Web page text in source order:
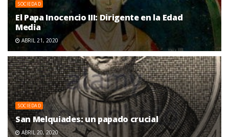
SOCIEDAD
El Papa Inocencio III: Dirigente en la Edad
Media
ABRIL 21, 2020
SOCIEDAD
San Melquiades: un papado crucial
ABRIL 20, 2020